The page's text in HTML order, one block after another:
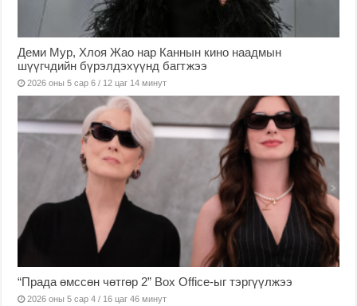
Деми Мур, Хлоя Жао нар Каннын кино наадмын
шүүгчдийн бүрэлдэхүүнд багтжээ
2026 оны 5 сар 6 / 12 цаг 14 минут
“Прада өмссөн чөтгөр 2” Box Office-ыг тэргүүлжээ
2026 оны 5 сар 4 / 16 цаг 46 минут